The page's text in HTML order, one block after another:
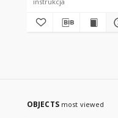
OBJECTS most viewed